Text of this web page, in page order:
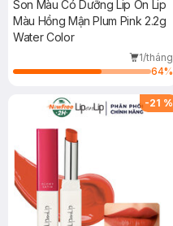
Son Màu Có Dưỡng Lip On Lip
Màu Hồng Mận Plum Pink 2.2g
Water Color
1/tháng
64%
-21 %